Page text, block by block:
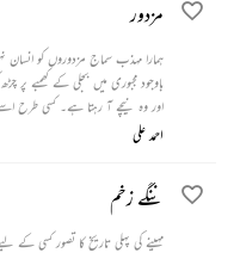
مزدور
ہمارا مہذب سماج مزدوروں کو
باوجود مجبوری میں بجلی کے کھمبے پر
اور وہ نیچے آ رہتا ہے۔ کسی طرح
ڈاکٹر اسے مردہ اعلان کر دیتا ہے۔
احمد علی
ننگے زخم
مہینے کی پہلی تاریخ کا تصور کسی